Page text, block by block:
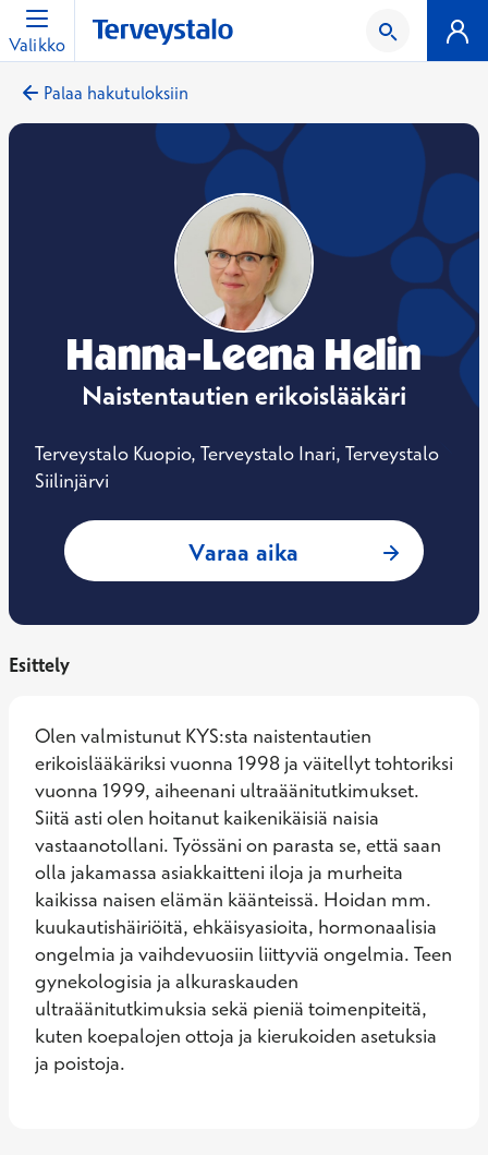
Valikko
Palaa hakutuloksiin
Hanna-Leena Helin
Naistentautien erikoislääkäri
Terveystalo Kuopio, Terveystalo Inari, Terveystalo
Siilinjärvi
Varaa aika : Hanna-Leena
Esittely
Olen valmistunut KYS:sta naistentautien
erikoislääkäriksi vuonna 1998 ja väitellyt tohtoriksi
vuonna 1999, aiheenani ultraäänitutkimukset.
Siitä asti olen hoitanut kaikenikäisiä naisia
vastaanotollani. Työssäni on parasta se, että saan
olla jakamassa asiakkaitteni iloja ja murheita
kaikissa naisen elämän käänteissä. Hoidan mm.
kuukautishäiriöitä, ehkäisyasioita, hormonaalisia
ongelmia ja vaihdevuosiin liittyviä ongelmia. Teen
gynekologisia ja alkuraskauden
ultraäänitutkimuksia sekä pieniä toimenpiteitä,
kuten koepalojen ottoja ja kierukoiden asetuksia
ja poistoja.